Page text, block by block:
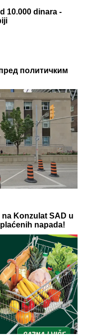
evropski grad za
je molio i kleo
pred
krije iza odnosa
"ĆUTAO SAM
Legendarni
by Aklamator